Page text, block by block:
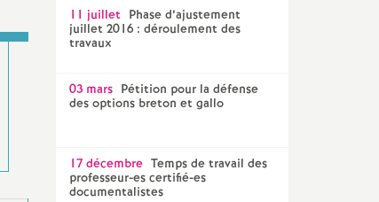
11 juillet Phase d’ajustement
juillet 2016 : déroulement des
travaux
03 mars Pétition pour la défense
des options breton et gallo
17 décembre Temps de travail des
professeur-es certifié-es
documentalistes